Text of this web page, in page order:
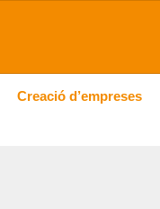
Creació d’empreses